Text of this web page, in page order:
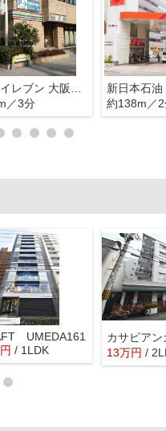
セブンイレブン 大阪西天満1丁目店
／3分
約138m／
UMEDA161
円 / 1LDK
カサビアン
13万円 /